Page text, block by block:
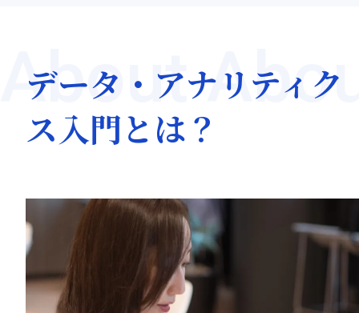
About
データ・アナリティク
ス入門とは？